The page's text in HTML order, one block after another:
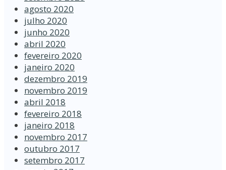
agosto 2020
julho 2020
junho 2020
abril 2020
fevereiro 2020
janeiro 2020
dezembro 2019
novembro 2019
abril 2018
fevereiro 2018
janeiro 2018
novembro 2017
outubro 2017
setembro 2017